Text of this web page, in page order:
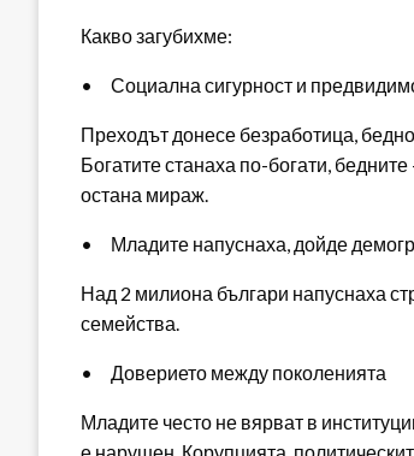
Какво загубихме:
• Социална сигурност и
Преходът донесе безработица,
Богатите станаха по-богати,
остана мираж.
• Младите напуснаха, дойде
Над 2 милиона българи напуснаха
семейства.
• Доверието между поколенията
Младите често не вярват в